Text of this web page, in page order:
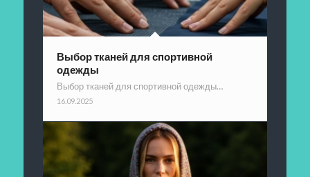
Выбор тканей для спортивной
одежды
Выбор тканей для спортивной одежды…
16.09.2025